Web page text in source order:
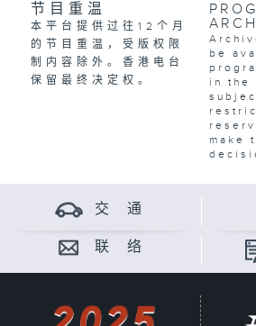
节目重温
本平台提供过往12个月
的节目重温，受版权限
制内容除外。香港电台
保留最终决定权。
be
in the
make
交 通
联 络